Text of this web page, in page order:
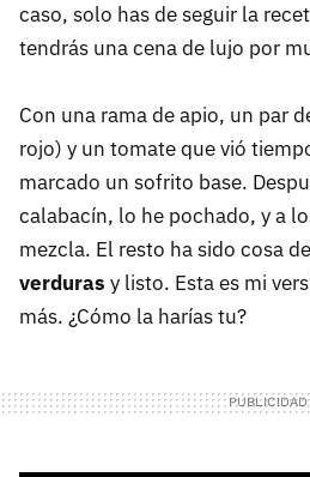
caso, solo has de seguir la
tendrás una cena de lujo por
Con una rama de apio, un par
rojo) y un tomate que vió
marcado un sofrito base.
calabacín, lo he pochado, y a
mezcla. El resto ha sido cosa
verduras y listo. Esta es mi
más. ¿Cómo la harías tu?